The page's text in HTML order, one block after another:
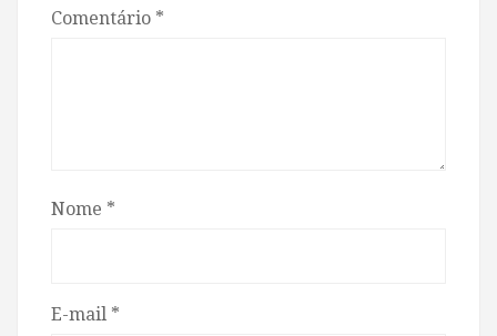
Comentário *
Nome *
E-mail *